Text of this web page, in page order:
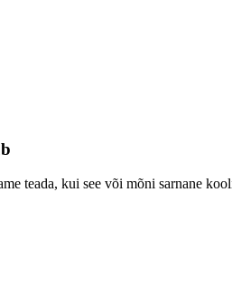
teada, kui see või mõni sarnane